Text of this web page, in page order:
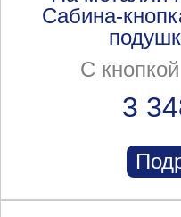
Сабина-
С
3